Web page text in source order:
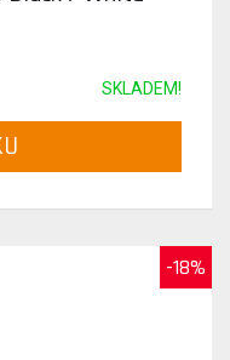
SKLADEM!
-18%